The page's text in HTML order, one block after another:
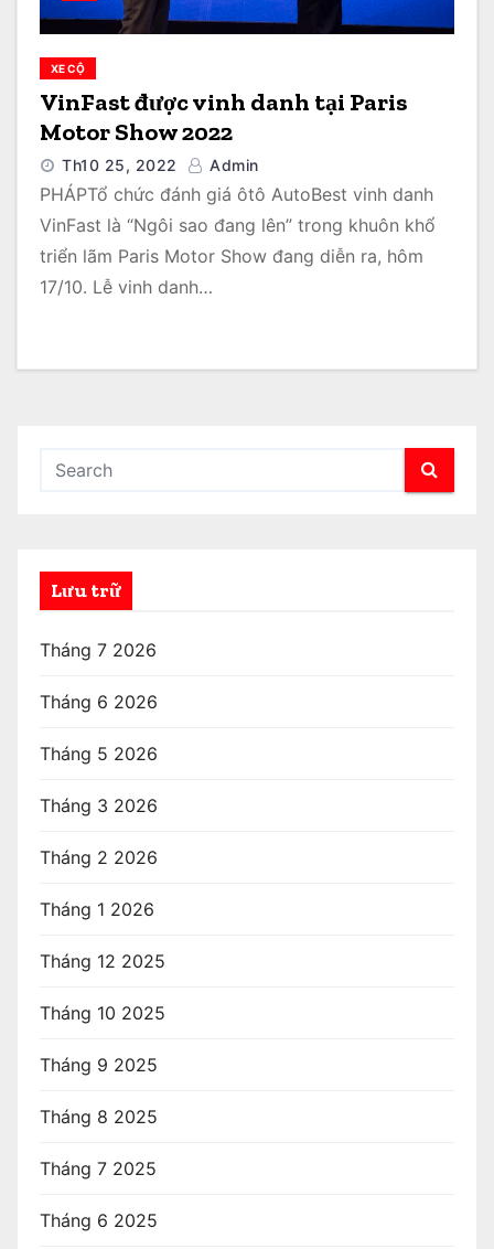
XE CỘ
VinFast được vinh danh tại Paris
Motor Show 2022
Th10 25, 2022 Admin
PHÁPTổ chức đánh giá ôtô AutoBest vinh danh
VinFast là “Ngôi sao đang lên” trong khuôn khổ
triển lãm Paris Motor Show đang diễn ra, hôm
17/10. Lễ vinh danh…
Lưu trữ
Tháng 7 2026
Tháng 6 2026
Tháng 5 2026
Tháng 3 2026
Tháng 2 2026
Tháng 1 2026
Tháng 12 2025
Tháng 10 2025
Tháng 9 2025
Tháng 8 2025
Tháng 7 2025
Tháng 6 2025